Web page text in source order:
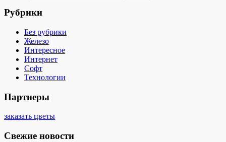
Рубрики
Без рубрики
Железо
Интересное
Интернет
Софт
Технологии
Партнеры
заказать цветы
Свежие новости